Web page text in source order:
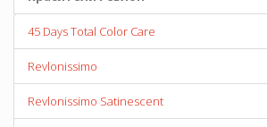
45 Days Total Color Care
Revlonissimo
Revlonissimo Satinescent